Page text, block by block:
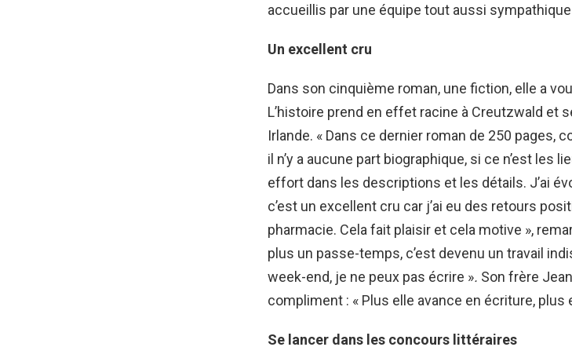
accueillis par une équipe tout aussi
Un excellent cru
Dans son cinquième roman, une fiction, elle a
L’histoire prend en effet racine à Creutzwald et
Irlande. « Dans ce dernier roman de 250 pages,
il n’y a aucune part biographique, si ce n’est les
effort dans les descriptions et les détails. J’ai
c’est un excellent cru car j’ai eu des retours
pharmacie. Cela fait plaisir et cela motive »,
plus un passe-temps, c’est devenu un travail
week-end, je ne peux pas écrire ». Son frère
compliment : « Plus elle avance en écriture, plus
Se lancer dans les concours littéraires